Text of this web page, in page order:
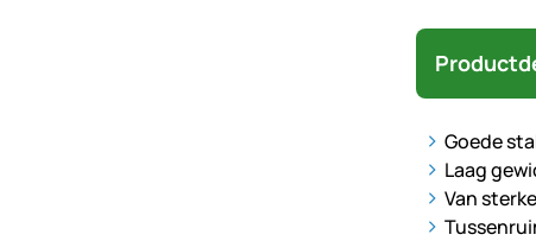
Goede
Laag
Van